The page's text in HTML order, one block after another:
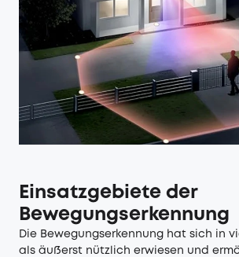
Einsatzgebiete der
Bewegungserkennung
Die Bewegungserkennung hat sich in
als äußerst nützlich erwiesen und